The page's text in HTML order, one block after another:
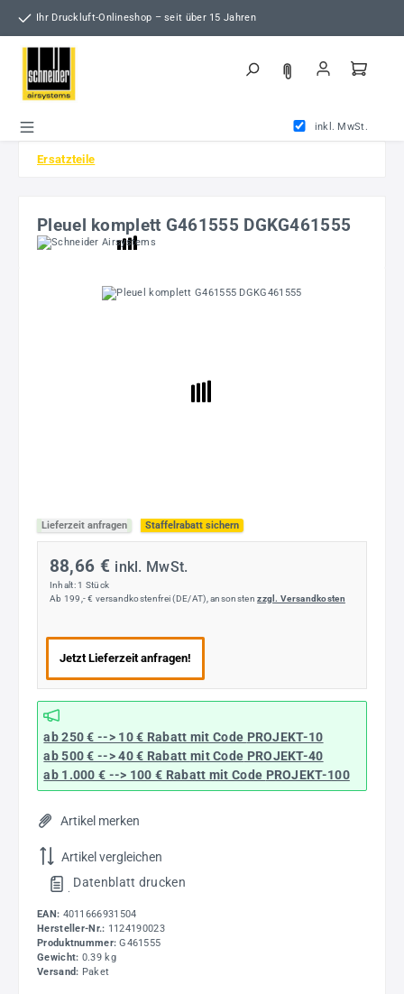
Zum Hauptinhalt springen
Ihr Druckluft-Onlineshop – seit über 15 Jahren
inkl. MwSt.
Ersatzteile
Pleuel komplett G461555 DGKG461555
Bildergalerie überspringen
Lieferzeit anfragen Staffelrabatt sichern
88,66 € inkl. MwSt.
Inhalt: 1 Stück
Ab 199,- € versandkostenfrei (DE/AT), ansonstenzzgl. Versandkosten
Jetzt Lieferzeit anfragen!
ab 250 € --> 10 € Rabatt mit Code PROJEKT-10
ab 500 € --> 40 € Rabatt mit Code PROJEKT-40
ab 1.000 € --> 100 € Rabatt mit Code PROJEKT-100
Artikel merken
Artikel vergleichen
Datenblatt drucken
EAN: 4011666931504
Hersteller-Nr.: 1124190023
Produktnummer: G461555
Gewicht: 0.39 kg
Versand: Paket